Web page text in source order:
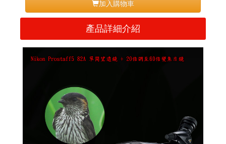
加入購物車
產品詳細介紹